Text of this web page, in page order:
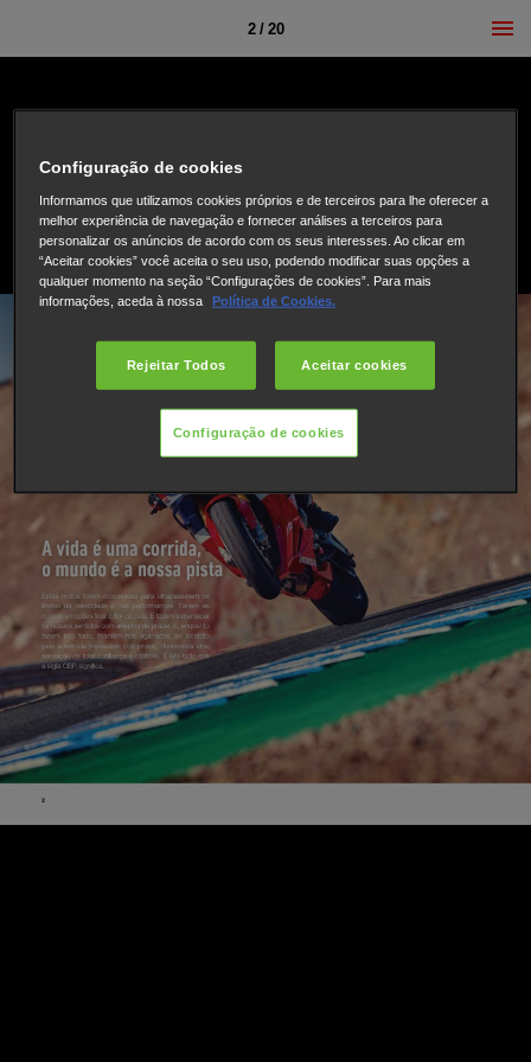
2 / 20
Configuração de cookies
Informamos que utilizamos cookies próprios e de terceiros para lhe oferecer a
melhor experiência de navegação e fornecer análises a terceiros para
personalizar os anúncios de acordo com os seus interesses. Ao clicar em
“Aceitar cookies” você aceita o seu uso, podendo modificar suas opções a
qualquer momento na seção “Configurações de cookies”. Para mais
informações, aceda à nossa
Política de Cookies.
Rejeitar Todos Aceitar cookies
Configuração de cookies